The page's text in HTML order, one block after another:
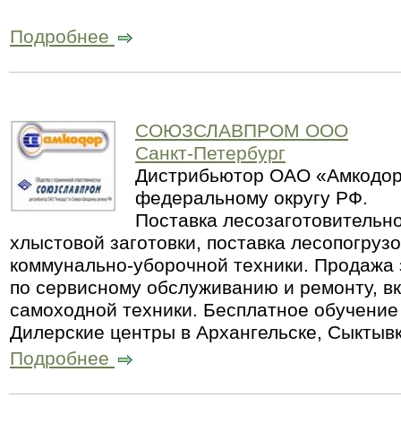
Подробнее
СОЮЗСЛАВПРОМ ООО
Санкт-Петербург
Дистрибьютор ОАО
федеральному округу РФ.
Поставка
хлыстовой заготовки, поставка
коммунально-уборочной техники.
по сервисному обслуживанию и ремонту,
самоходной техники. Бесплатное
Дилерские центры в Архангельске,
Подробнее